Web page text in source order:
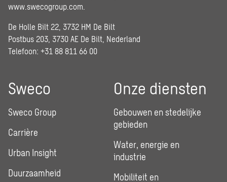
www.swecogroup.com
De Holle Bilt 22, 3732 HM De Bilt
Postbus 203, 3730 AE De Bilt, Nederland
Telefoon: +31 88 811 66 00
Sweco
Sweco Group
Carrière
Urban Insight
Duurzaamheid
Onze diensten
Gebouwen en stedelijke
gebieden
Water, energie en
industrie
Mobiliteit en